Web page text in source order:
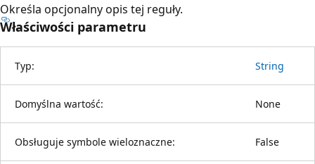
Określa opcjonalny opis tej reguły.
Właściwości parametru
Typ: String
Domyślna wartość: None
Obsługuje symbole wieloznaczne: False